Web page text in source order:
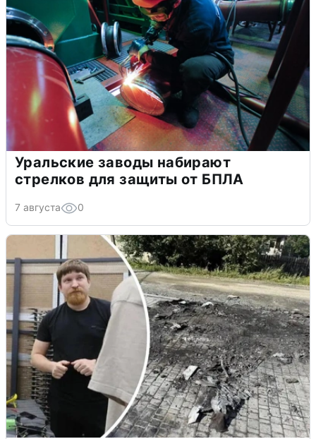
Уральские заводы набирают
стрелков для защиты от БПЛА
7 августа 0